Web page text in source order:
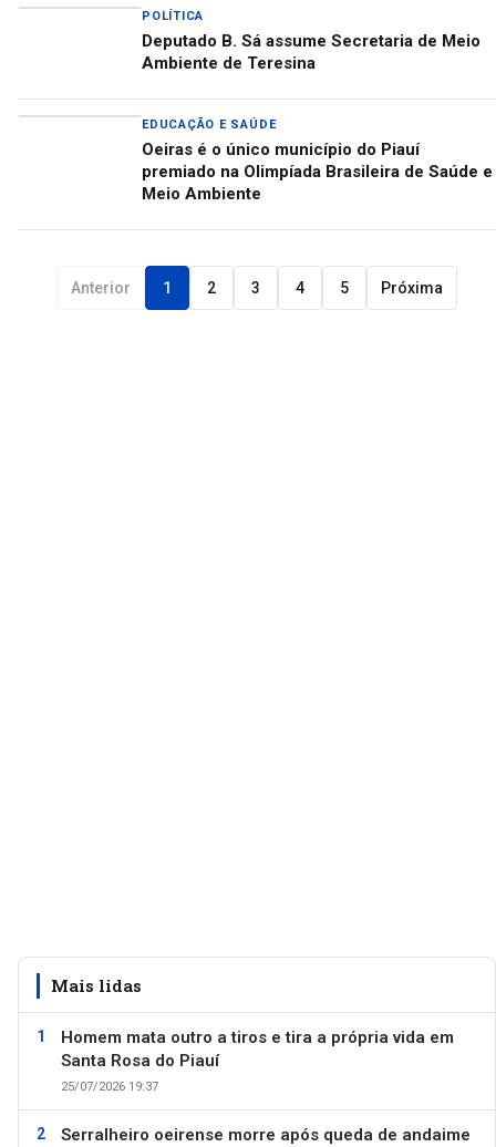
POLÍTICA
Deputado B. Sá assume Secretaria de Meio
Ambiente de Teresina
EDUCAÇÃO E SAÚDE
Oeiras é o único município do Piauí
premiado na Olimpíada Brasileira de Saúde e
Meio Ambiente
Anterior 1 2 3 4 5 Próxima
Mais lidas
Homem mata outro a tiros e tira a própria vida em
Santa Rosa do Piauí
25/07/2026 19:37
Serralheiro oeirense morre após queda de andaime